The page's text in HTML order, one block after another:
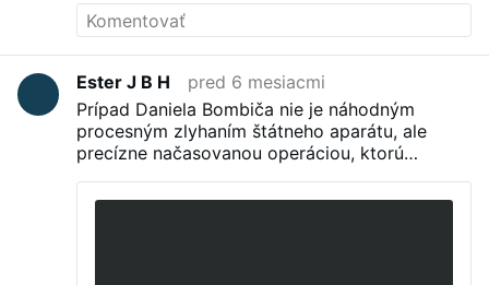
Ester J B H
pred 6 mesiacmi
Prípad Daniela Bombiča nie je náhodným
procesným zlyhaním štátneho aparátu, ale
precízne načasovanou operáciou, ktorú
martýrstva(obete). jj1 deň agoDanny Kollár,